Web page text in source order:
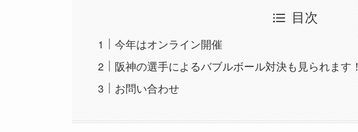
目次
今年はオンライン開催
阪神の選手によるバブルボール対決も見られます！
お問い合わせ